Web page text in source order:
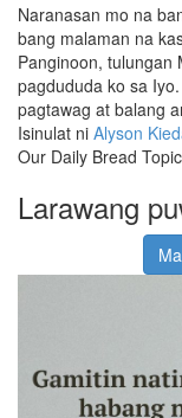
Naranasan mo na
bang malaman na
Panginoon, tulungan
pagdududa ko sa
pagtawag at balang
Isinulat ni Alyson
Our Daily Bread
Larawang